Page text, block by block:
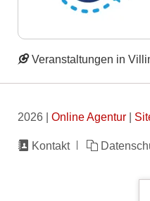
Veranstaltungen in
2026 | Online Agentur|
Navigation
Kontakt